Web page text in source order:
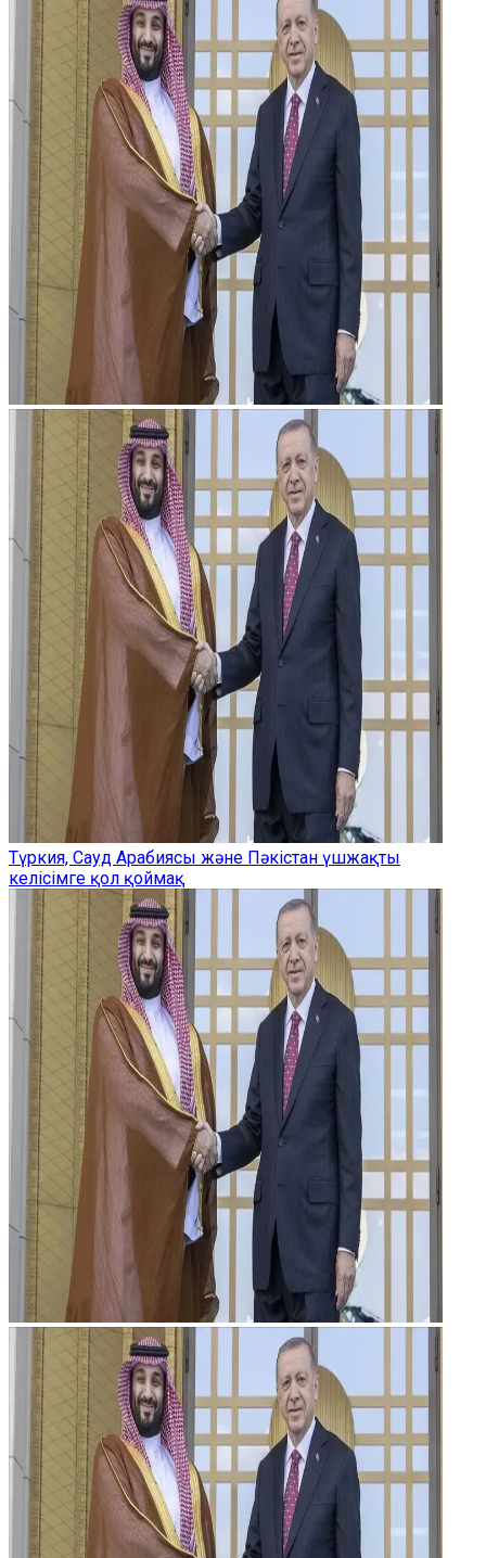
Түркия, Сауд Арабиясы және Пәкістан үшжақты
келісімге қол қоймақ